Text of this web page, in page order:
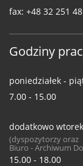
fax: +48 32 251
Godziny
poniedziałek -
7.00 - 15.00
dodatkowo wtorek
(dyspozytorzy oraz
Biuro - Archiwum
15.00 - 18.00